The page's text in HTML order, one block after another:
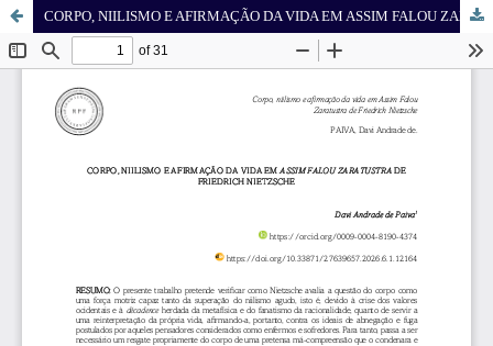
CORPO, NIILISMO E AFIRMAÇÃO DA VIDA EM ASSIM FALOU ZARATUSTRA DE FRIEDRICH NIETZSCHE